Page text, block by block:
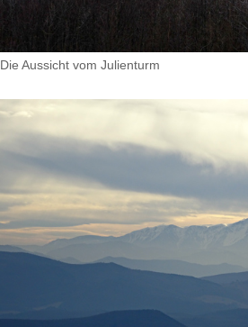
Die Aussicht vom Julienturm